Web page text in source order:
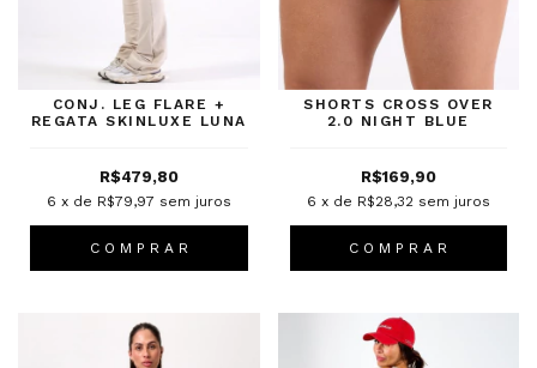
CONJ. LEG FLARE +
REGATA SKINLUXE LUNA
R$479,80
6 x de R$79,97 sem juros
C O M P R A R
SHORTS CROSS OVER
2.0 NIGHT BLUE
R$169,90
6 x de R$28,32 sem juros
C O M P R A R